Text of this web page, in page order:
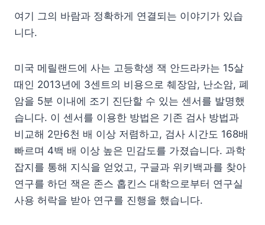
여기 그의 바람과 정확하게 연결되는 이야기가 있습
니다.
미국 메릴랜드에 사는 고등학생 잭 안드라카는 15살
때인 2013년에 3센트의 비용으로 췌장암, 난소암, 폐
암을 5분 이내에 조기 진단할 수 있는 센서를 발명했
습니다. 이 센서를 이용한 방법은 기존 검사 방법과
비교해 2만6천 배 이상 저렴하고, 검사 시간도 168배
빠르며 4백 배 이상 높은 민감도를 가졌습니다. 과학
잡지를 통해 지식을 얻었고, 구글과 위키백과를 찾아
연구를 하던 잭은 존스 홉킨스 대학으로부터 연구실
사용 허락을 받아 연구를 진행을 했습니다.